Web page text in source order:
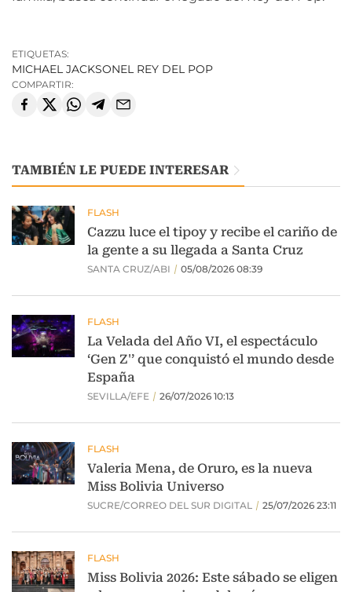
ETIQUETAS:
MICHAEL JACKSONEL REY DEL POP
COMPARTIR:
TAMBIÉN LE PUEDE INTERESAR